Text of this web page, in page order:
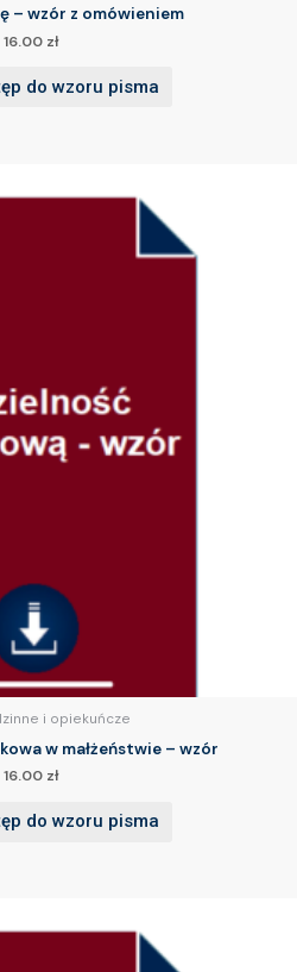
– wzór z omówieniem
16.00 zł
do wzoru pisma
i opiekuńcze
w małżeństwie – wzór
16.00 zł
do wzoru pisma